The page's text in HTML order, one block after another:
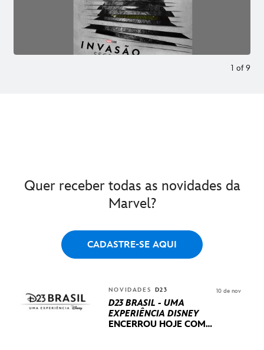
1 of 9
Quer receber todas as novidades da
Marvel?
CADASTRE-SE AQUI
NOVIDADES D23
D23 BRASIL - UMA
EXPERIÊNCIA DISNEY
ENCERROU HOJE COM
10 de nov